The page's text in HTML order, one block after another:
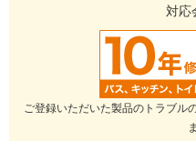
今回のリフォームの見積もりに
決め手となったのは、営業の方
グでした。こちらの希望や現在
ためのリフォームであることを
日々の過ごしやすさまでしっか
対応
ご登録いただいた製品のトラブル